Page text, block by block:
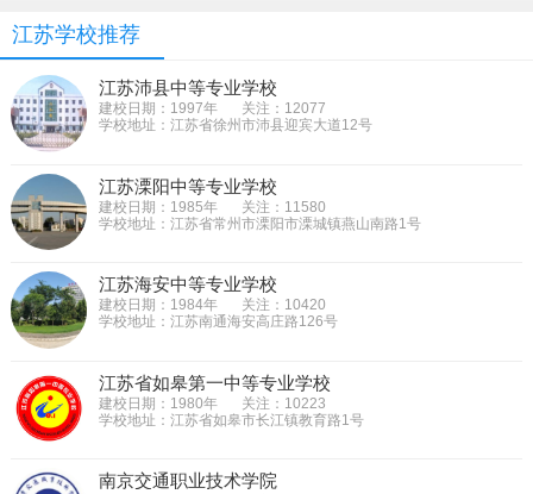
江苏学校推荐
江苏沛县中等专业学校
建校日期：1997年
关注：12077
学校地址：江苏省徐州市沛县迎宾大道12号
江苏溧阳中等专业学校
建校日期：1985年
关注：11580
学校地址：江苏省常州市溧阳市溧城镇燕山南路1号
江苏海安中等专业学校
建校日期：1984年
关注：10420
学校地址：江苏南通海安高庄路126号
江苏省如皋第一中等专业学校
建校日期：1980年
关注：10223
学校地址：江苏省如皋市长江镇教育路1号
南京交通职业技术学院